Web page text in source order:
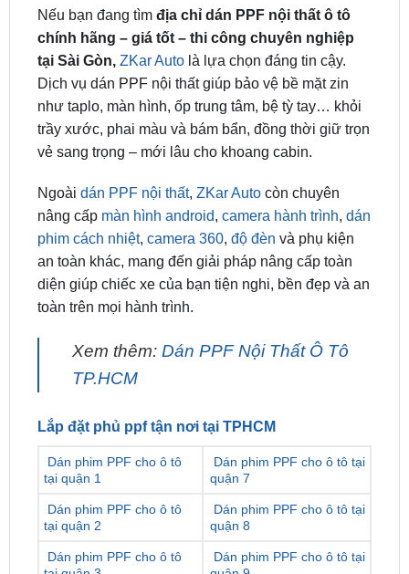
tại Sài Gòn, ZKar Autolà lựa chọn đáng tin cậy.
Dịch vụ dán PPF nội thất giúp bảo vệ bề mặt zin
như taplo, màn hình, ốp trung tâm, bệ tỳ tay… khỏi
trầy xước, phai màu và bám bẩn, đồng thời giữ trọn
vẻ sang trọng – mới lâu cho khoang cabin.
Ngoàidán PPF nội thất,ZKar Autocòn chuyên
phim cách nhiệt ,camera 360, độ đènvà phụ kiện
an toàn khác, mang đến giải pháp nâng cấp toàn
diện giúp chiếc xe của bạn tiện nghi, bền đẹp và an
toàn trên mọi hành trình.
Xem thêm: Dán PPF Nội Thất Ô Tô
Lắp đặt phủ ppf tận nơi tại TPHCM
tại quận 1
quận 7
Dán phim PPF cho ô tô
tại quận 2
Dán phim PPF cho ô tô tại
quận 8
Dán phim PPF cho ô tô
tại quận 3
Dán phim PPF cho ô tô tại
quận 9
Dán phim PPF cho ô tô
Dán phim PPF cho ô tô tại